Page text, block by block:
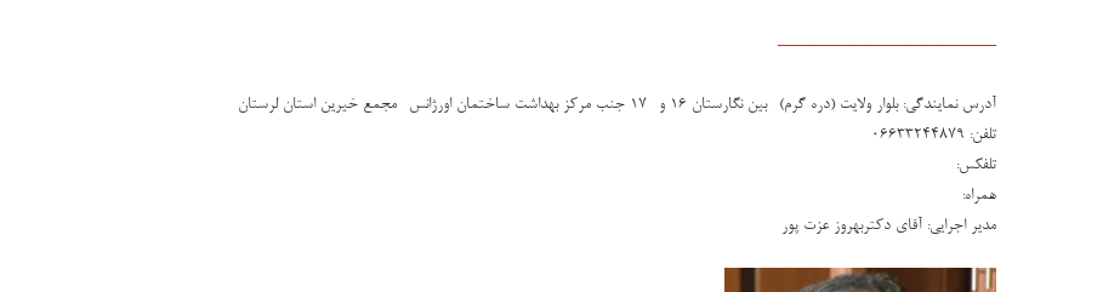
————————————
آدرس نمایندگی: بلوار ولایت (دره گرم) -بین نگارستان 16 و -17 جنب مرکز بهداشت ساختمان اورژانس -مجمع خیرین استان لرستان
تلفن: 06633244879
تلفکس:
همراه:
مدیر اجرایی: آقای دکتربهروز عزت پور